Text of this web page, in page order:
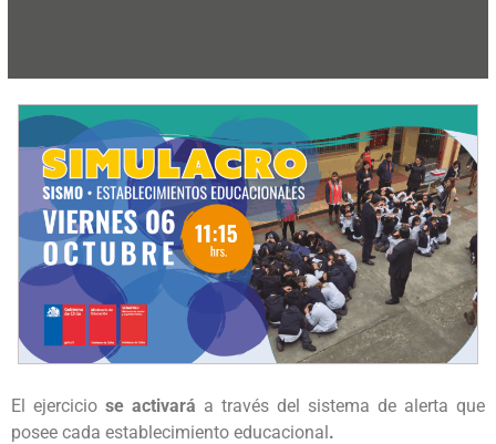
El ejercicio se activará a través del sistema de alerta que
posee cada establecimiento educacional.